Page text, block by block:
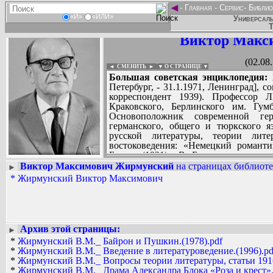
«И» «ИЛИ»
◄- Главная - Сервис-
Виктор
◄ СМЕНИТЬ ► ▼ О СТРАНИЦЕ ▼
Большая советская энциклопедия:
Петербург, - 31.1.1971, Ленинград],
корреспондент 1939). Профессор
Краковского, Берлинского им.
Основоположник современной
германского, общего и тюркского
русской литературы, теории
востоковедения: «Немецкий
Блока» (1921), «В. Брюсов и
(1923), «Байрон и Пушкин» (1924),
теории литературы» (1928),
русской литературе» (1937),
языкознания» (1969-71). Член-
Британской АН (1962), Датской АН
Ленина и 2 др. орденами.
Вадим Ершов...
► Виктор Максимович Жирмунский на страницах
* Жирмунский Виктор Максимович
►
Архив этой страницы:
* Жирмунский В.М._ Байрон и Пушкин.(1978).pdf
* Жирмунский В.М._ Введение в
* Жирмунский В.М._ Вопросы теории литературы, статьи
* Жирмунский В.М._ Драма Александра Блока «Роза и